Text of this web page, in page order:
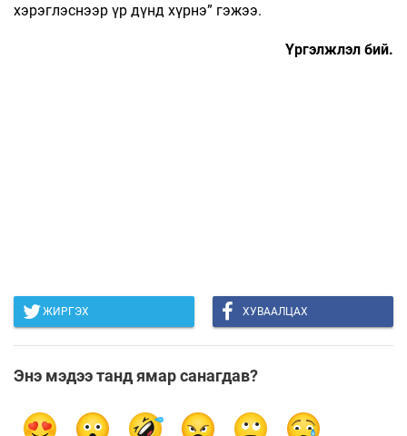
хэрэглэснээр үр дүнд хүрнэ” гэжээ.
Үргэлжлэл бий.
ЖИРГЭХ ХУВААЛЦАХ
Энэ мэдээ танд ямар санагдав?